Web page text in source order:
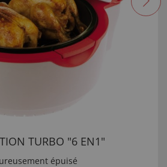
TURBO "6 EN1"
épuisé